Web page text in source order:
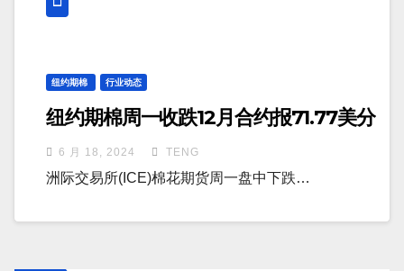
纽约期棉 行业动态
纽约期棉周一收跌12月合约报71.77美分
6 月 18, 2024 TENG
洲际交易所(ICE)棉花期货周一盘中下跌…